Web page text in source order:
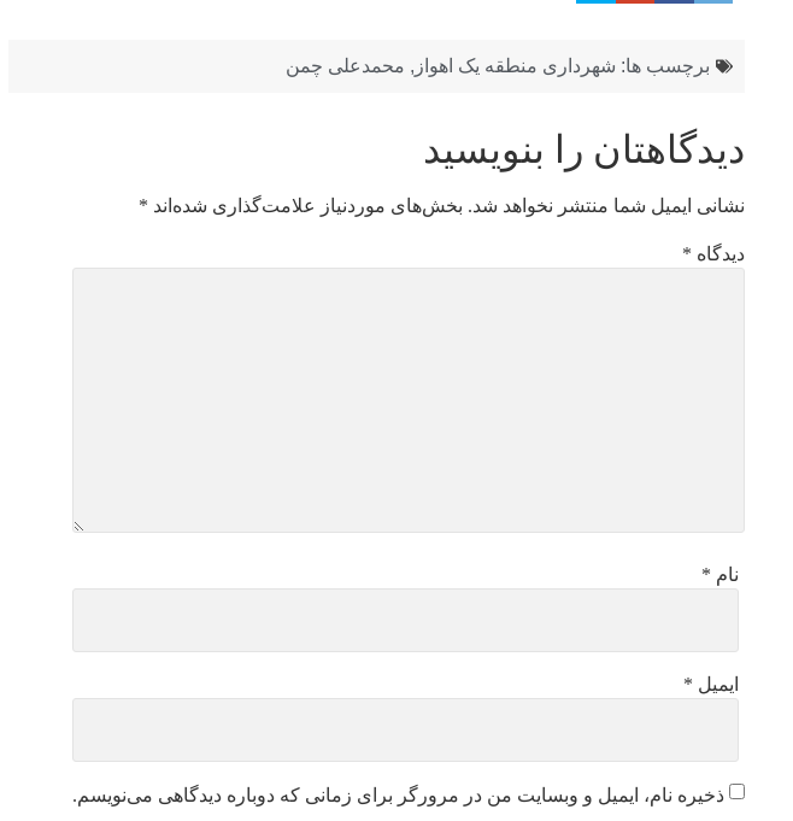
برچسب ها: شهرداری منطقه یک اهواز , محمدعلی چمن
دیدگاهتان را بنویسید
نشانی ایمیل شما منتشر نخواهد شد. بخش‌های موردنیاز علامت‌گذاری شده‌اند *
دیدگاه *
نام *
ایمیل *
ذخیره نام، ایمیل و وبسایت من در مرورگر برای زمانی که دوباره دیدگاهی می‌نویسم.